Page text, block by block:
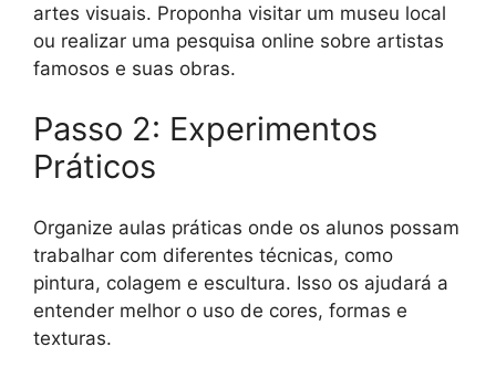
artes visuais. Proponha visitar um museu local
ou realizar uma pesquisa online sobre artistas
famosos e suas obras.
Passo 2: Experimentos
Práticos
Organize aulas práticas onde os alunos possam
trabalhar com diferentes técnicas, como
pintura, colagem e escultura. Isso os ajudará a
entender melhor o uso de cores, formas e
texturas.